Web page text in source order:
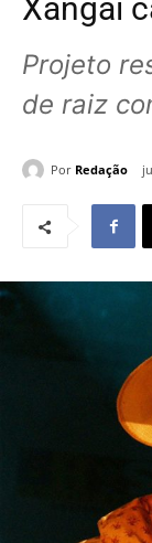
Xangai
Projeto
de raiz
Por Redação